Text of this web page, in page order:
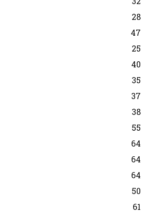
28
47
25
40
35
37
38
55
64
64
64
50
61